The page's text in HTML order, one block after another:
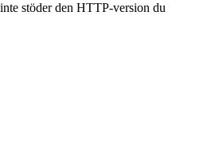
stöder den HTTP-version du